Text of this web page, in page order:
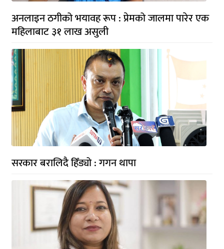
अनलाइन ठगीको भयावह रूप : प्रेमको जालमा पारेर एक
महिलाबाट ३१ लाख असुली
सरकार बरालिदै हिँड्यो : गगन थापा